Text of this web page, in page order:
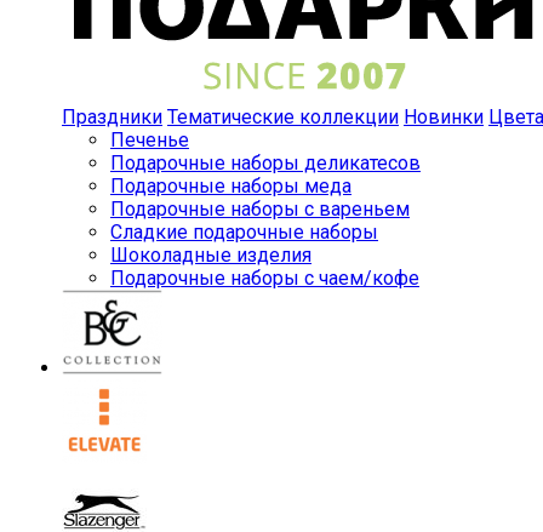
Праздники Тематические коллекции Новинки Цвета
Печенье
Подарочные наборы деликатесов
Подарочные наборы меда
Подарочные наборы с вареньем
Сладкие подарочные наборы
Шоколадные изделия
Подарочные наборы с чаем/кофе